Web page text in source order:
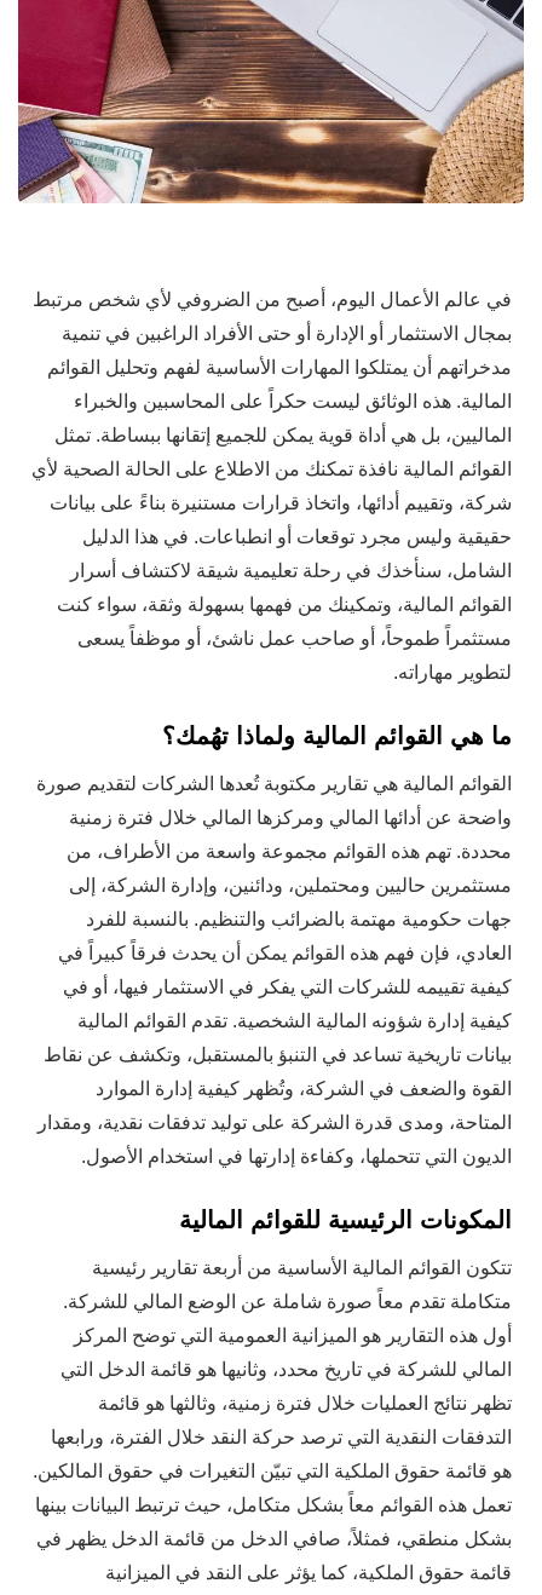
في عالم الأعمال اليوم، أصبح من الضروفي لأي شخص مرتبط
بمجال الاستثمار أو الإدارة أو حتى الأفراد الراغبين في تنمية
مدخراتهم أن يمتلكوا المهارات الأساسية لفهم وتحليل القوائم
المالية. هذه الوثائق ليست حكراً على المحاسبين والخبراء
الماليين، بل هي أداة قوية يمكن للجميع إتقانها ببساطة. تمثل
القوائم المالية نافذة تمكنك من الاطلاع على الحالة الصحية لأي
شركة، وتقييم أدائها، واتخاذ قرارات مستنيرة بناءً على بيانات
حقيقية وليس مجرد توقعات أو انطباعات. في هذا الدليل
الشامل، سنأخذك في رحلة تعليمية شيقة لاكتشاف أسرار
القوائم المالية، وتمكينك من فهمها بسهولة وثقة، سواء كنت
مستثمراً طموحاً، أو صاحب عمل ناشئ، أو موظفاً يسعى
لتطوير مهاراته.
ما هي القوائم المالية ولماذا تهُمك؟
القوائم المالية هي تقارير مكتوبة تُعدها الشركات لتقديم صورة
واضحة عن أدائها المالي ومركزها المالي خلال فترة زمنية
محددة. تهم هذه القوائم مجموعة واسعة من الأطراف، من
مستثمرين حاليين ومحتملين، ودائنين، وإدارة الشركة، إلى
جهات حكومية مهتمة بالضرائب والتنظيم. بالنسبة للفرد
العادي، فإن فهم هذه القوائم يمكن أن يحدث فرقاً كبيراً في
كيفية تقييمه للشركات التي يفكر في الاستثمار فيها، أو في
كيفية إدارة شؤونه المالية الشخصية. تقدم القوائم المالية
بيانات تاريخية تساعد في التنبؤ بالمستقبل، وتكشف عن نقاط
القوة والضعف في الشركة، وتُظهر كيفية إدارة الموارد
المتاحة، ومدى قدرة الشركة على توليد تدفقات نقدية، ومقدار
الديون التي تتحملها، وكفاءة إدارتها في استخدام الأصول.
المكونات الرئيسية للقوائم المالية
تتكون القوائم المالية الأساسية من أربعة تقارير رئيسية
متكاملة تقدم معاً صورة شاملة عن الوضع المالي للشركة.
أول هذه التقارير هو الميزانية العمومية التي توضح المركز
المالي للشركة في تاريخ محدد، وثانيها هو قائمة الدخل التي
تظهر نتائج العمليات خلال فترة زمنية، وثالثها هو قائمة
التدفقات النقدية التي ترصد حركة النقد خلال الفترة، ورابعها
هو قائمة حقوق الملكية التي تبيّن التغيرات في حقوق المالكين.
تعمل هذه القوائم معاً بشكل متكامل، حيث ترتبط البيانات بينها
بشكل منطقي، فمثلاً، صافي الدخل من قائمة الدخل يظهر في
قائمة حقوق الملكية، كما يؤثر على النقد في الميزانية